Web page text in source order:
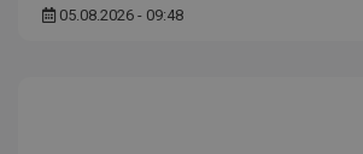
05.08.2026 - 09:48